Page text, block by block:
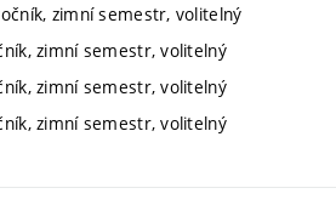
zimní semestr, volitelný
zimní semestr, volitelný
zimní semestr, volitelný
zimní semestr, volitelný